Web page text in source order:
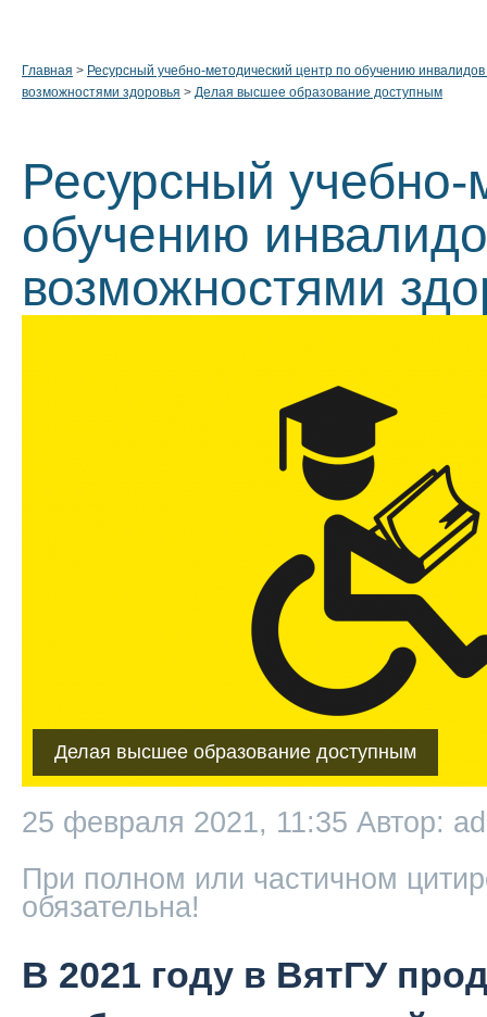
Главная > Ресурсный учебно-методический центр по обучению
возможностями здоровья > Делая высшее образование доступным
Ресурсный учебно-
обучению
возможностями
Делая высшее образование доступным
25 февраля 2021, 11:35 Автор:
При полном или частичном
обязательна!
В 2021 году в ВятГУ